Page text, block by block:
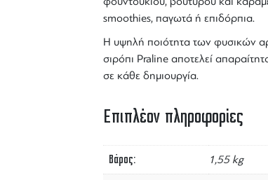
smoothies, παγωτά ή επιδόρπια.
Η υψηλή ποιότητα των φυσικών
σιρόπι Praline αποτελεί
σε κάθε δημιουργία.
Επιπλέον πληροφορίες
Βάρος 1,55 kg